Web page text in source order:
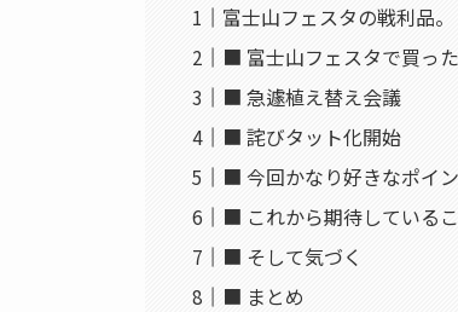
富士山フェスタの戦利品。
■ 富士山フェスタで買っ
■ 急遽植え替え会議
■ 詫びタット化開始
■ 今回かなり好きなポイ
■ これから期待している
■ そして気づく
■ まとめ